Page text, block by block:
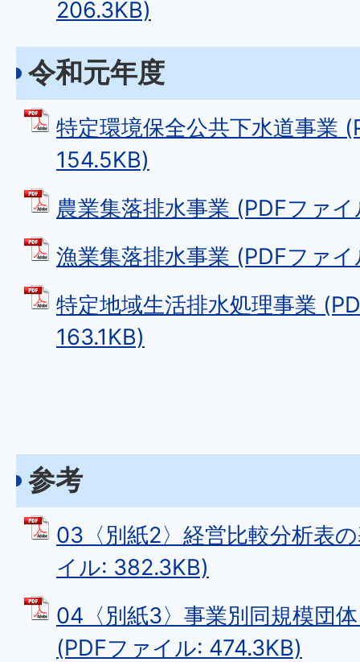
206.3KB)
令和元年度
特定環境保全公共下水道事業
154.5KB)
農業集落排水事業 (PDFファ
漁業集落排水事業 (PDFファ
特定地域生活排水処理事業
163.1KB)
参考
03〈別紙2〉経営比較分析表
イル: 382.3KB)
04〈別紙3〉事業別同規模団
(PDFファイル: 474.3KB)